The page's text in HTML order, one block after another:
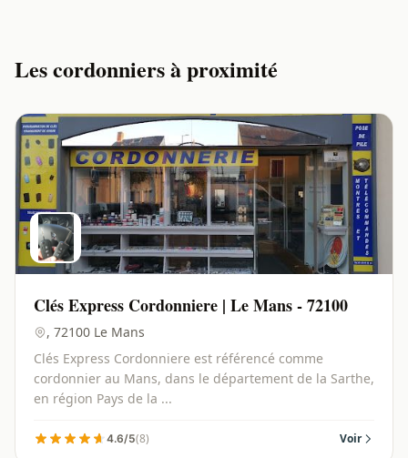
Les cordonniers à proximité
Clés Express Cordonniere | Le Mans - 72100
, 72100 Le Mans
Clés Express Cordonniere est référencé comme
cordonnier au Mans, dans le département de la Sarthe,
en région Pays de la ...
4.6/5(8) Voir